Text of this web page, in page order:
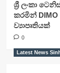
ශ්‍රී ලංකා
කරමින්
ව්‍යාපෘතියක්
0
Latest News